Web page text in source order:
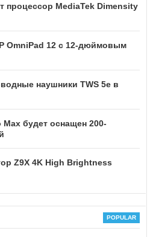
процессор MediaTek Dimensity
OmniPad 12 с 12-дюймовым
наушники TWS 5e в
Max будет оснащен 200-
Z9X 4K High Brightness